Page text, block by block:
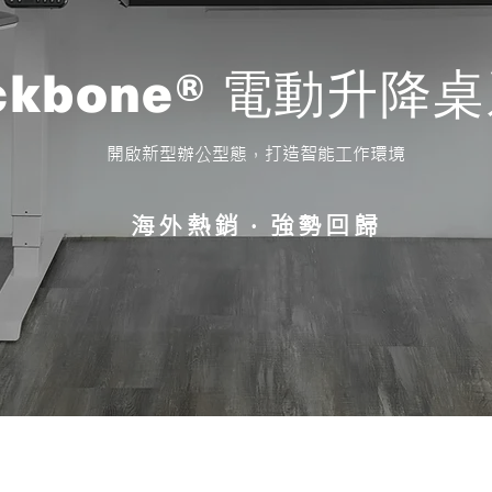
電動升降
開啟新型辦公型態，打造智能工作環境
海外熱銷．強勢回歸